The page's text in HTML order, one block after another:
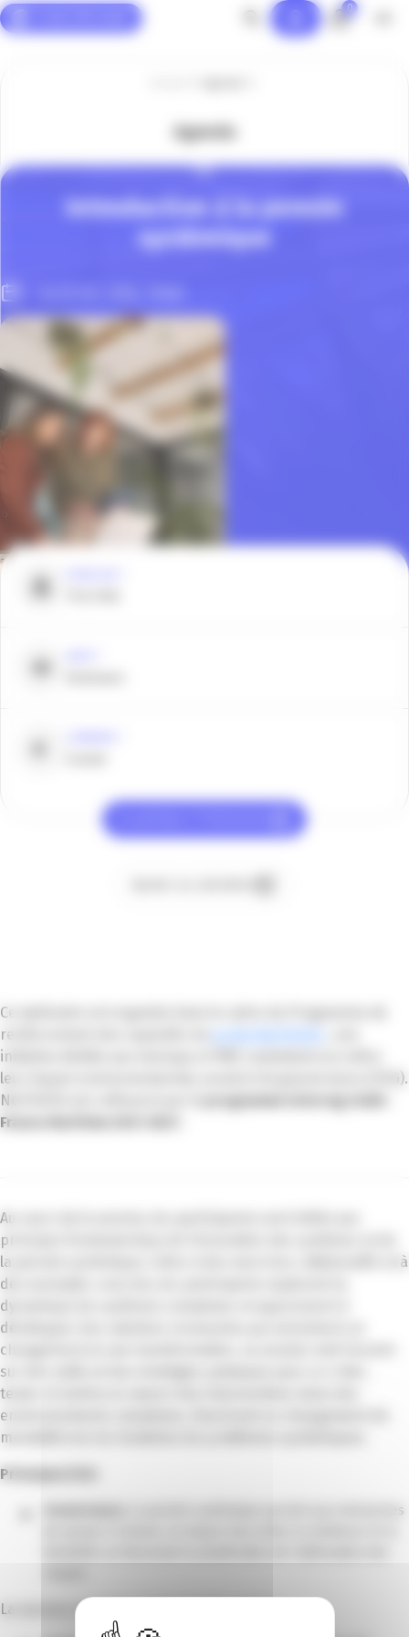
0
Agenda
RSE
Introduction à la pensée
systémique
Ce webinaire est organisé dans le cadre du Programme de
renforcement des capacités du
initiative dédiée aux startups et PME souhaitant accroître
leur impact environnemental, social et de gouvernance (ESG).
NeST4ESG est cofinancé par le
France Maritime 2021-2027.
Au cours de la session, les participants sont initiés aux
principes fondamentaux de l’innovation des systèmes et de
la pensée systémique. Grâce à des exercices collaboratifs et à
des exemples concrets, les participants explorent la
dynamique de systèmes complexes et apprennent à
développer des solutions innovantes qui entraînent un
changement et une transformation. La session met l’accent
sur des outils et des stratégies pratiques pour co-créer,
tester et mettre en œuvre des interventions dans des
environnements complexes, favorisant un changement de
mentalité vers la résolution de problèmes systémiques.
Principes ESG:
La pensée systémique permet aux entreprises
La session concerne également les volets :
Panneau de gestion des cookies